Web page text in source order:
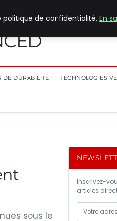
DE DURABILITÉ TECHNOLOGIES
sous le
Inscrivez-
articles
politique de confidentialité. En